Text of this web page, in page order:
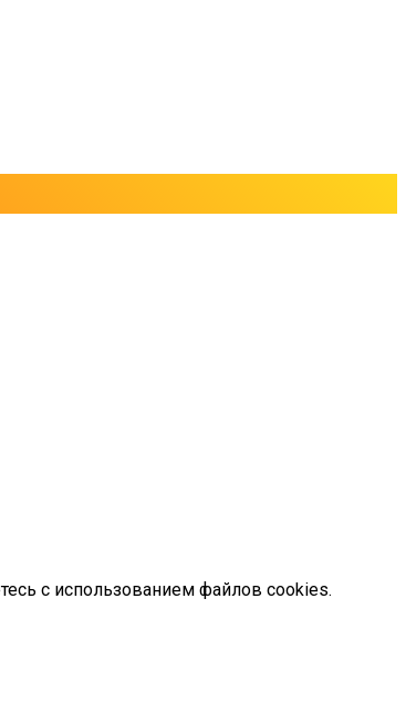
с использованием файлов cookies.